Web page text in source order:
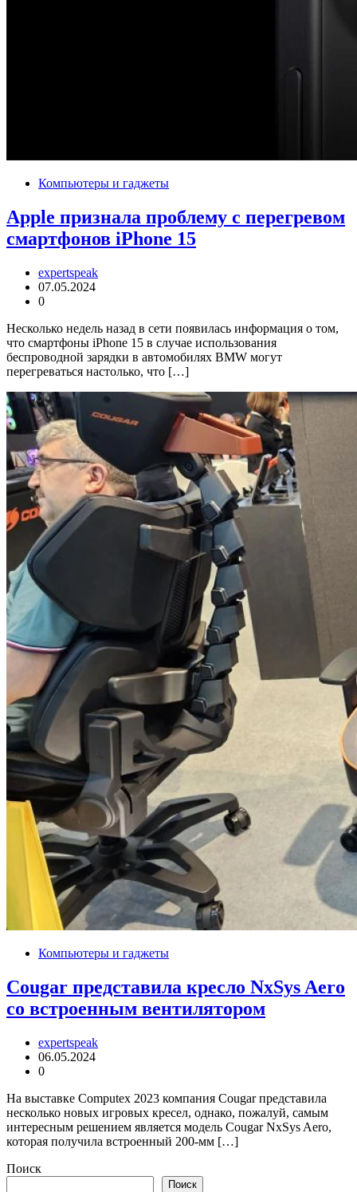
Компьютеры и гаджеты
Apple признала проблему с перегревом
смартфонов iPhone 15
expertspeak
07.05.2024
0
Несколько недель назад в сети появилась информация о том,
что смартфоны iPhone 15 в случае использования
беспроводной зарядки в автомобилях BMW могут
перегреваться настолько, что […]
Компьютеры и гаджеты
Cougar представила кресло NxSys Aero
со встроенным вентилятором
expertspeak
06.05.2024
0
На выставке Computex 2023 компания Cougar представила
несколько новых игровых кресел, однако, пожалуй, самым
интересным решением является модель Cougar NxSys Aero,
которая получила встроенный 200-мм […]
Поиск
Поиск